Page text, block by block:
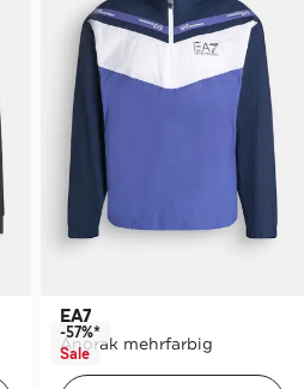
EA7
Anorak mehrfarbig
-57%*
Sale